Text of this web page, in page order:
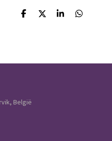
D
D
S
D
België